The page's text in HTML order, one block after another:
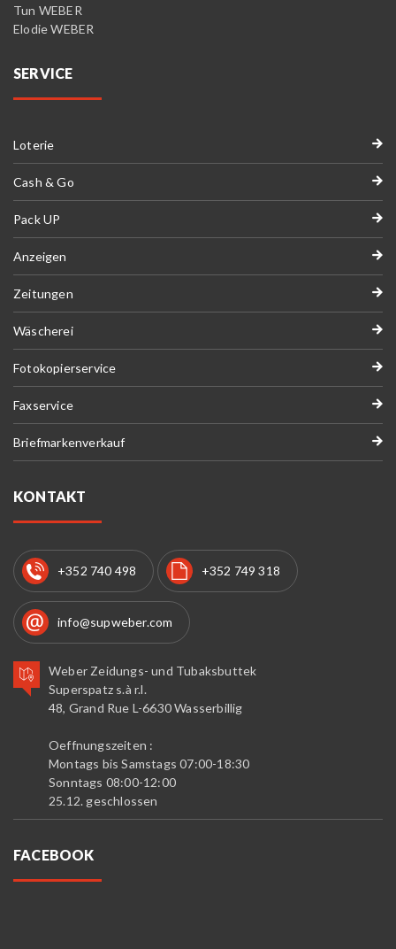
Tun WEBER
Elodie WEBER
SERVICE
Loterie
Cash & Go
Pack UP
Anzeigen
Zeitungen
Wäscherei
Fotokopierservice
Faxservice
Briefmarkenverkauf
KONTAKT
+352 740 498 +352 749 318
info@supweber.com
Weber Zeidungs- und Tubaksbuttek
Superspatz s.à r.l.
48, Grand Rue L-6630 Wasserbillig
Oeffnungszeiten :
Montags bis Samstags 07:00-18:30
Sonntags 08:00-12:00
25.12. geschlossen
FACEBOOK